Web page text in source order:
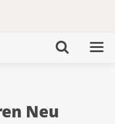
Neu